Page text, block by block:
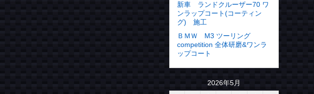
新車 ランドクルーザー70 ワ
ンラップコート(コーティン
グ) 施工
ＢＭＷ M3 ツーリング
competition 全体研磨&ワンラ
ップコート
2026年5月